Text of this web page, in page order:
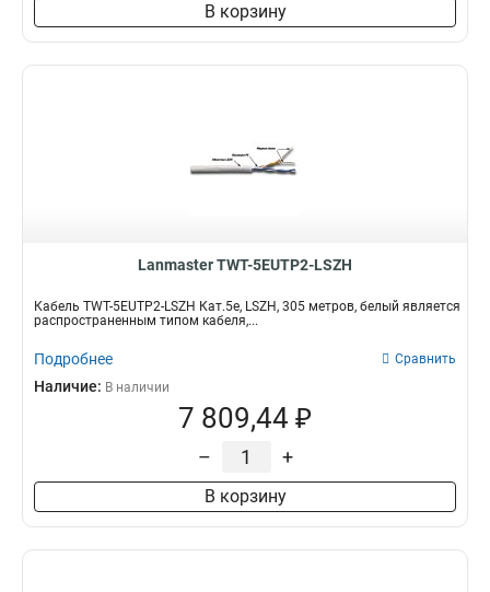
В корзину
Lanmaster TWT-5EUTP2-LSZH
Кабель TWT-5EUTP2-LSZH Кат.5e, LSZH, 305 метров, белый является
распространенным типом кабеля,...
Подробнее Сравнить
Наличие: В наличии
7 809,44 ₽
– +
В корзину